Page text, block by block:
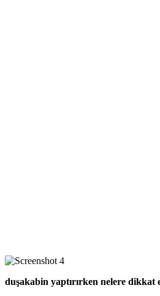
duşakabin yaptırırken nelere dikkat